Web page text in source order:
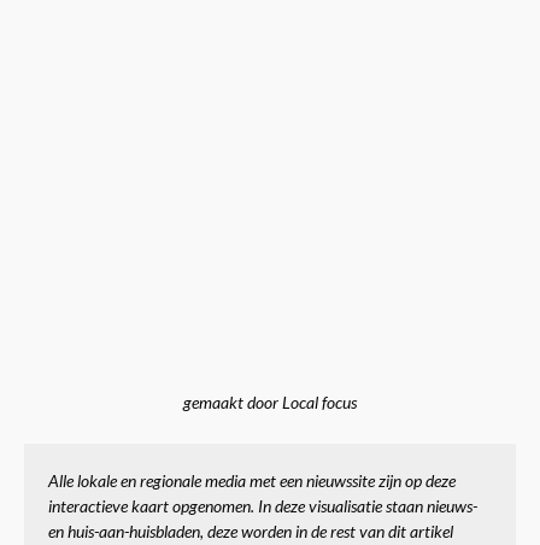
gemaakt door Local focus
Alle lokale en regionale media met een nieuwssite zijn op deze
interactieve kaart opgenomen. In deze visualisatie staan nieuws-
en huis-aan-huisbladen, deze worden in de rest van dit artikel